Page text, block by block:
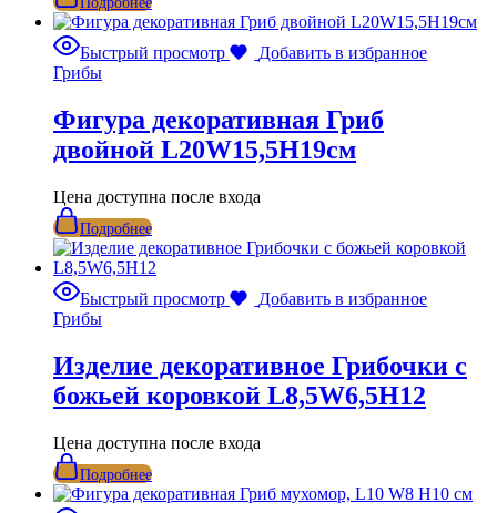
Быстрый просмотр
Добавить в избранное
Грибы
Фигура декоративная Гриб
двойной L20W15,5H19см
Цена доступна после входа
Подробнее
Быстрый просмотр
Добавить в избранное
Грибы
Изделие декоративное Грибочки с
божьей коровкой L8,5W6,5H12
Цена доступна после входа
Подробнее